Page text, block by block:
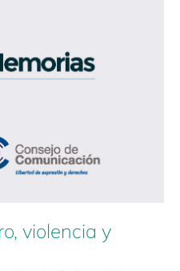
violencia y